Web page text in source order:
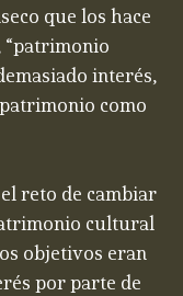
que los hace
“patrimonio
interés,
como
reto de cambiar
cultural
objetivos eran
por parte de